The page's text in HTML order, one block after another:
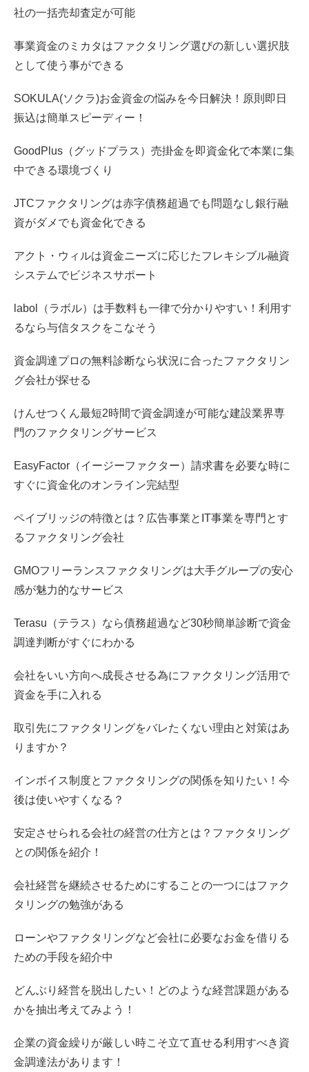
社の一括売却査定が可能
事業資金のミカタはファクタリング選びの新しい選択肢
として使う事ができる
SOKULA(ソクラ)お金資金の悩みを今日解決！原則即日
振込は簡単スピーディー！
GoodPlus（グッドプラス）売掛金を即資金化で本業に集
中できる環境づくり
JTCファクタリングは赤字債務超過でも問題なし銀行融
資がダメでも資金化できる
アクト・ウィルは資金ニーズに応じたフレキシブル融資
システムでビジネスサポート
labol（ラボル）は手数料も一律で分かりやすい！利用す
るなら与信タスクをこなそう
資金調達プロの無料診断なら状況に合ったファクタリン
グ会社が探せる
けんせつくん最短2時間で資金調達が可能な建設業界専
門のファクタリングサービス
EasyFactor（イージーファクター）請求書を必要な時に
すぐに資金化のオンライン完結型
ペイブリッジの特徴とは？広告事業とIT事業を専門とす
るファクタリング会社
GMOフリーランスファクタリングは大手グループの安心
感が魅力的なサービス
Terasu（テラス）なら債務超過など30秒簡単診断で資金
調達判断がすぐにわかる
会社をいい方向へ成長させる為にファクタリング活用で
資金を手に入れる
取引先にファクタリングをバレたくない理由と対策はあ
りますか？
インボイス制度とファクタリングの関係を知りたい！今
後は使いやすくなる？
安定させられる会社の経営の仕方とは？ファクタリング
との関係を紹介！
会社経営を継続させるためにすることの一つにはファク
タリングの勉強がある
ローンやファクタリングなど会社に必要なお金を借りる
ための手段を紹介中
どんぶり経営を脱出したい！どのような経営課題がある
かを抽出考えてみよう！
企業の資金繰りが厳しい時こそ立て直せる利用すべき資
金調達法があります！